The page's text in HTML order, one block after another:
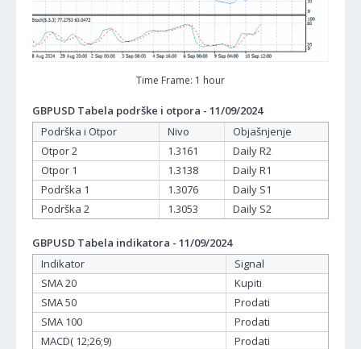
Time Frame: 1 hour
GBPUSD Tabela podrške i otpora - 11/09/2024
Podrška i Otpor
Nivo
Objašnjenje
Otpor 2
1.3161
Daily R2
Otpor 1
1.3138
Daily R1
Podrška 1
1.3076
Daily S1
Podrška 2
1.3053 Daily S2
GBPUSD Tabela indikatora - 11/09/2024
Indikator
Signal
SMA 20
Kupiti
SMA 50
Prodati
SMA 100
Prodati
MACD( 12;26;9)
Prodati